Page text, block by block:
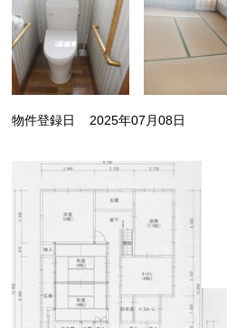
物件登録日 2025年07月08日